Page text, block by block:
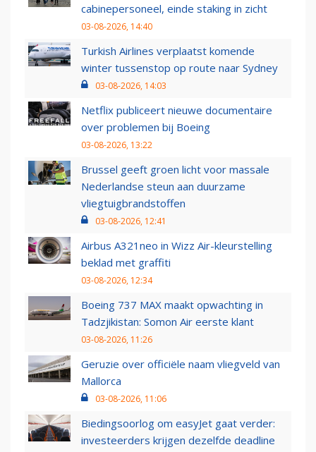
cabinepersoneel, einde staking in zicht
03-08-2026, 14:40
Turkish Airlines verplaatst komende
winter tussenstop op route naar Sydney
03-08-2026, 14:03
Netflix publiceert nieuwe documentaire
over problemen bij Boeing
03-08-2026, 13:22
Brussel geeft groen licht voor massale
Nederlandse steun aan duurzame
vliegtuigbrandstoffen
03-08-2026, 12:41
Airbus A321neo in Wizz Air-kleurstelling
beklad met graffiti
03-08-2026, 12:34
Boeing 737 MAX maakt opwachting in
Tadzjikistan: Somon Air eerste klant
03-08-2026, 11:26
Geruzie over officiële naam vliegveld van
Mallorca
03-08-2026, 11:06
Biedingsoorlog om easyJet gaat verder:
investeerders krijgen dezelfde deadline